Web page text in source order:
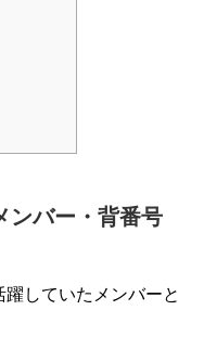
ンバー・背番号
していたメンバーと